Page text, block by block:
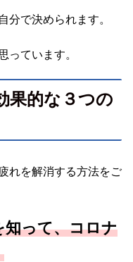
分で決められます。
っています。
果的な３つの
れを解消する方法をご
って、コロナ